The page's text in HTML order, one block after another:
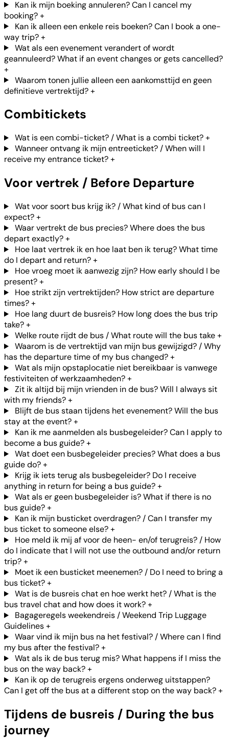
Kan ik mijn boeking annuleren? Can I cancel my
booking?+
Kan ik alleen een enkele reis boeken? Can I book a one-
way trip?+
Wat als een evenement verandert of wordt
geannuleerd? What if an event changes or gets cancelled?
+
Waarom tonen jullie alleen een aankomsttijd en geen
definitieve vertrektijd?+
Combitickets
Wat is een combi-ticket? / What is a combi ticket?+
Wanneer ontvang ik mijn entreeticket? / When will I
receive my entrance ticket?+
Voor vertrek / Before Departure
Wat voor soort bus krijg ik? / What kind of bus can I
expect?+
Waar vertrekt de bus precies? Where does the bus
depart exactly?+
Hoe laat vertrek ik en hoe laat ben ik terug? What time
do I depart and return?+
Hoe vroeg moet ik aanwezig zijn? How early should I be
present?+
Hoe strikt zijn vertrektijden? How strict are departure
times?+
Hoe lang duurt de busreis? How long does the bus trip
take?+
Welke route rijdt de bus / What route will the bus take+
Waarom is de vertrektijd van mijn bus gewijzigd? / Why
has the departure time of my bus changed?+
Wat als mijn opstaplocatie niet bereikbaar is vanwege
festiviteiten of werkzaamheden?+
Zit ik altijd bij mijn vrienden in de bus? Will I always sit
with my friends?+
Blijft de bus staan tijdens het evenement? Will the bus
stay at the event?+
Kan ik me aanmelden als busbegeleider? Can I apply to
become a bus guide?+
Wat doet een busbegeleider precies? What does a bus
guide do?+
Krijg ik iets terug als busbegeleider? Do I receive
anything in return for being a bus guide?+
Wat als er geen busbegeleider is? What if there is no
bus guide?+
Kan ik mijn busticket overdragen? / Can I transfer my
bus ticket to someone else?+
Hoe meld ik mij af voor de heen- en/of terugreis? / How
do I indicate that I will not use the outbound and/or return
trip?+
Moet ik een busticket meenemen? / Do I need to bring a
bus ticket?+
Wat is de busreis chat en hoe werkt het? / What is the
bus travel chat and how does it work?+
Bagageregels weekendreis / Weekend Trip Luggage
Guidelines+
Waar vind ik mijn bus na het festival? / Where can I find
my bus after the festival?+
Wat als ik de bus terug mis? What happens if I miss the
bus on the way back?+
Kan ik op de terugreis ergens onderweg uitstappen?
Can I get off the bus at a different stop on the way back?+
Tijdens de busreis / During the bus
journey